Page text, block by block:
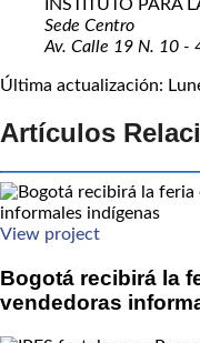
INSTITUTO PARA
Sede Centro
Av. Calle 19 N. 10 -
Última actualización:
Artículos
View project
Bogotá recibirá la
vendedoras